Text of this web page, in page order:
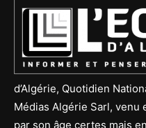
d’Algérie, Quotidien
Médias Algérie Sarl,
par son âge certes mais